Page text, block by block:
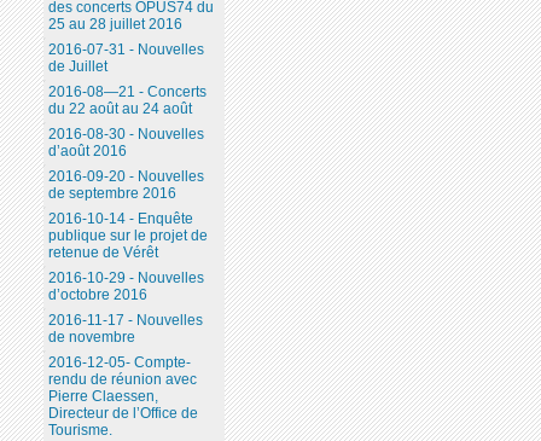
des concerts OPUS74 du
25 au 28 juillet 2016
2016-07-31 - Nouvelles
de Juillet
2016-08—21 - Concerts
du 22 août au 24 août
2016-08-30 - Nouvelles
d’août 2016
2016-09-20 - Nouvelles
de septembre 2016
2016-10-14 - Enquête
publique sur le projet de
retenue de Vérêt
2016-10-29 - Nouvelles
d’octobre 2016
2016-11-17 - Nouvelles
de novembre
2016-12-05- Compte-
rendu de réunion avec
Pierre Claessen,
Directeur de l’Office de
Tourisme.